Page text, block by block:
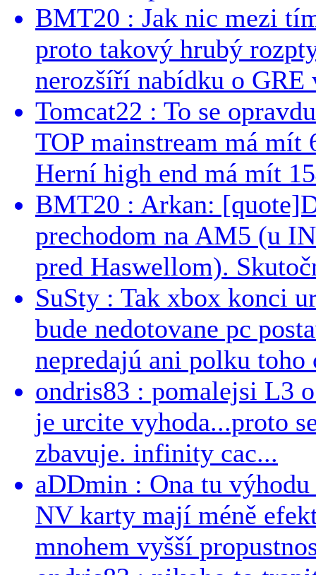
BMT20 : Jak nic mezi
proto takový hrubý
nerozšíří nabídku o GRE
Tomcat22 : To se
TOP mainstream má
Herní high end má mít
BMT20 : Arkan:
prechodom na AM5 (u
pred Haswellom).
SuSty : Tak xbox konci
bude nedotovane pc
nepredajú ani polku toho
ondris83 : pomalejsi L3
je urcite vyhoda...proto
zbavuje. infinity cac...
aDDmin : Ona tu
NV karty mají méně
mnohem vyšší